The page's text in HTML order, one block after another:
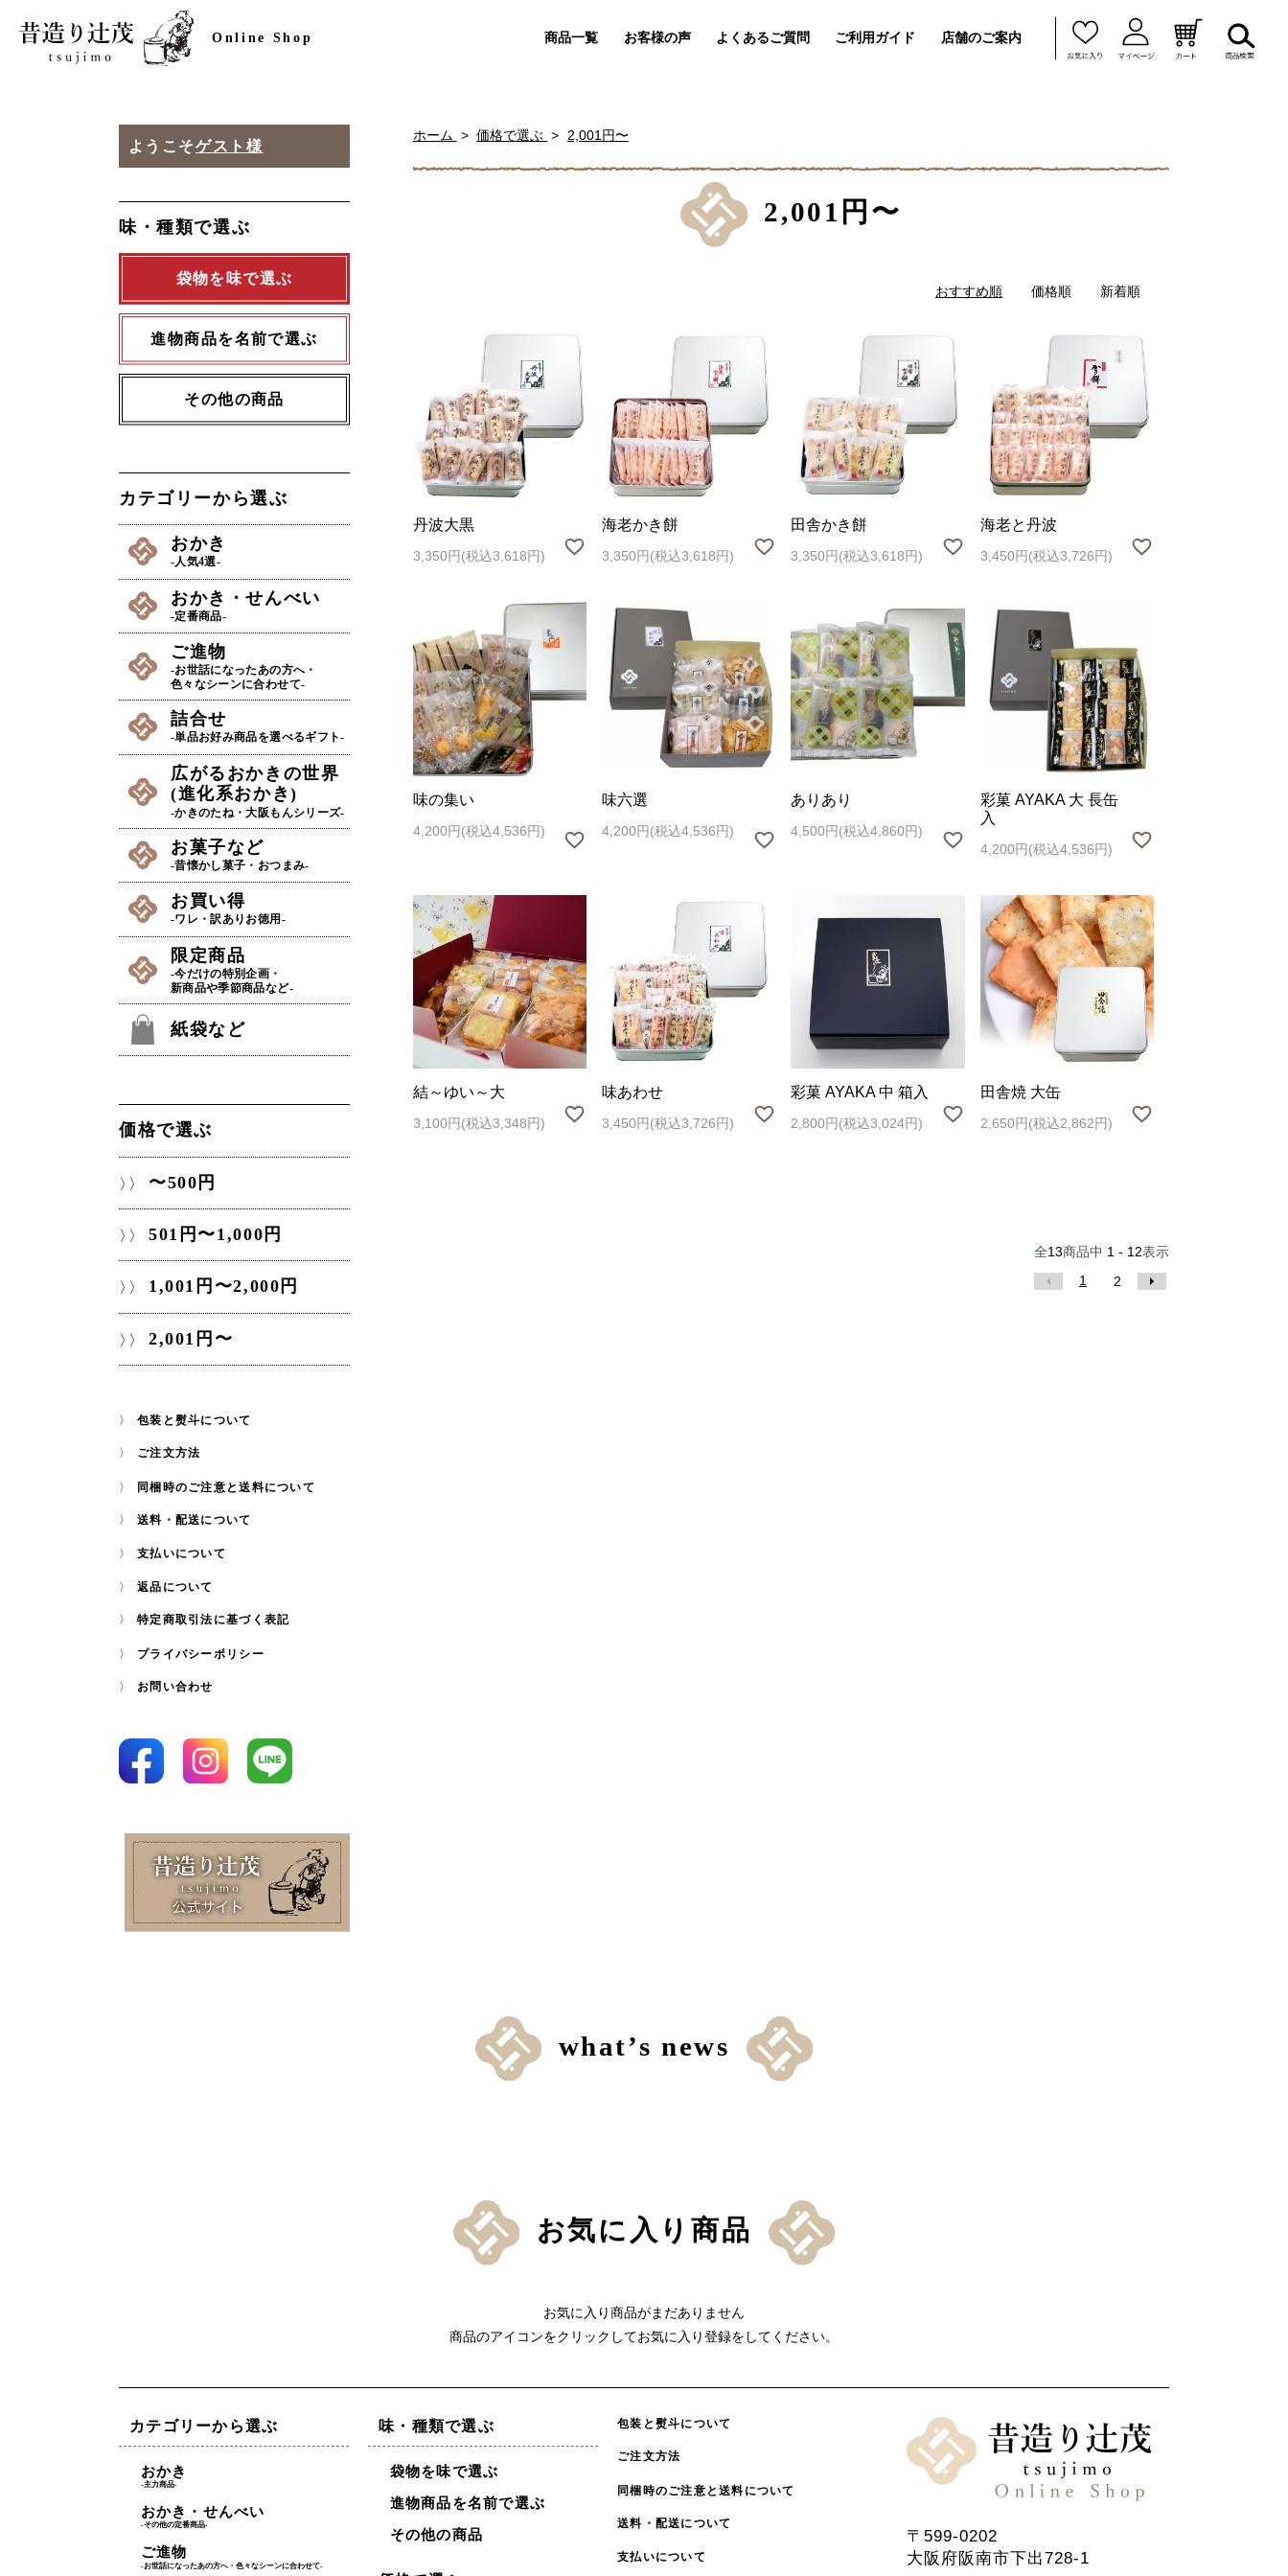
Online Shop 商品一覧 お客様の声 よくあるご質問 ご利用ガイド 店舗のご案内
ホーム 価格で選ぶ 2,001円〜
2,001円〜
おすすめ順 価格順 新着順
丹波大黒
3,350円(税込3,618円)
海老かき餅
3,350円(税込3,618円)
田舎かき餅
3,350円(税込3,618円)
海老と丹波
3,450円(税込3,726円)
味の集い
4,200円(税込4,536円)
味六選
4,200円(税込4,536円)
ありあり
4,500円(税込4,860円)
彩菓 AYAKA 大 長缶
入
4,200円(税込4,536円)
結～ゆい～大
3,100円(税込3,348円)
味あわせ
3,450円(税込3,726円)
彩菓 AYAKA 中 箱入
2,800円(税込3,024円)
田舎焼 大缶
2,650円(税込2,862円)
全13商品中 1 - 12表示
1
2
ようこそゲスト様
味・種類で選ぶ
袋物を味で選ぶ
進物商品を名前で選ぶ
その他の商品
カテゴリーから選ぶ
おかき
-人気4選-
おかき・せんべい
-定番商品-
ご進物
-お世話になったあの方へ・
色々なシーンに合わせて-
詰合せ
-単品お好み商品を選べるギフト-
広がるおかきの世界
(進化系おかき)
-かきのたね・大阪もんシリーズ-
お菓子など
-昔懐かし菓子・おつまみ-
お買い得
-ワレ・訳ありお徳用-
限定商品
-今だけの特別企画・
新商品や季節商品など-
紙袋など
価格で選ぶ
〜500円
501円〜1,000円
1,001円〜2,000円
2,001円〜
包装と熨斗について
ご注文方法
同梱時のご注意と送料について
送料・配送について
支払いについて
返品について
特定商取引法に基づく表記
プライバシーポリシー
お問い合わせ
what’s news
お気に入り商品
お気に入り商品がまだありません
商品のアイコンをクリックしてお気に入り登録をしてください。
〒599-0202
大阪府阪南市下出728-1
カテゴリーから選ぶ
おかき
-主力商品-
おかき・せんべい
-その他の定番商品-
ご進物
-お世話になったあの方へ・色々なシーンに合わせて-
味・種類で選ぶ
袋物を味で選ぶ
進物商品を名前で選ぶ
その他の商品
包装と熨斗について
ご注文方法
同梱時のご注意と送料について
送料・配送について
支払いについて